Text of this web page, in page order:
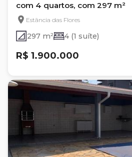
com 4 quartos, com 297 m²
Estância das Flores
297 m² 4 (1 suíte)
R$ 1.900.000